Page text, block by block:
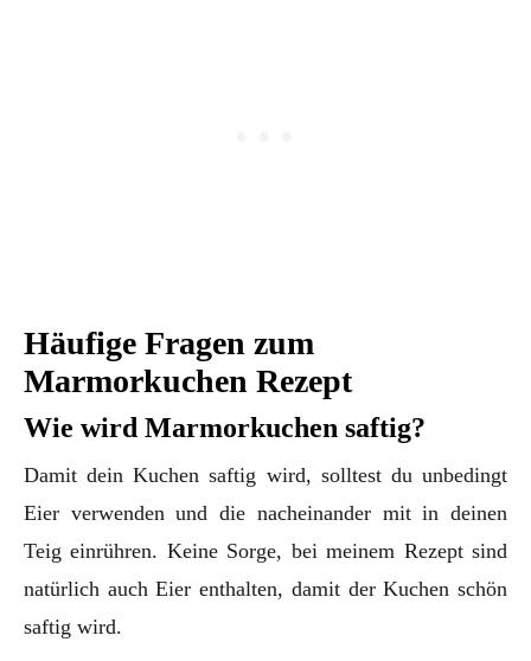
Häufige Fragen zum
Marmorkuchen Rezept
Wie wird Marmorkuchen saftig?
Damit dein Kuchen saftig wird, solltest du unbedingt
Eier verwenden und die nacheinander mit in deinen
Teig einrühren. Keine Sorge, bei meinem Rezept sind
natürlich auch Eier enthalten, damit der Kuchen schön
saftig wird.